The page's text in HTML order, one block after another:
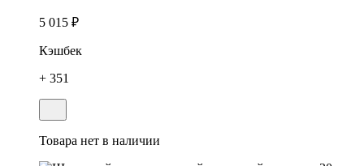
5 015 ₽
Кэшбек
+ 351
Товара нет в наличии